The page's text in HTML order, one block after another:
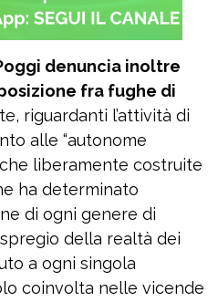
denuncia inoltre
fra fughe di
riguardanti l’attività di
alle “autonome
liberamente costruite
ha determinato
di ogni genere di
della realtà dei
a ogni singola
coinvolta nelle vicende